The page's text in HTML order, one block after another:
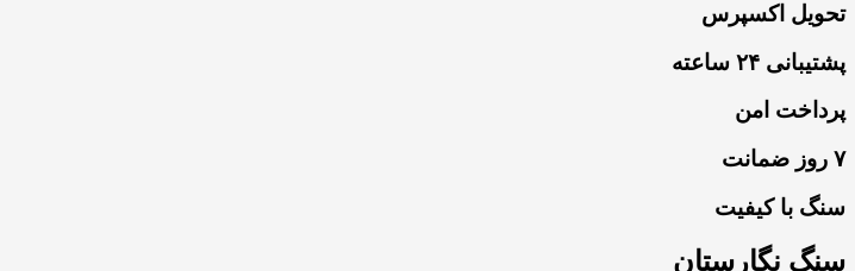
تحویل اکسپرس
پشتیبانی ۲۴ ساعته
پرداخت امن
۷ روز ضمانت
سنگ با کیفیت
سنگ نگارستان